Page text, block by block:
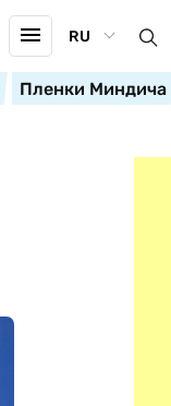
RU
Пленки Миндича